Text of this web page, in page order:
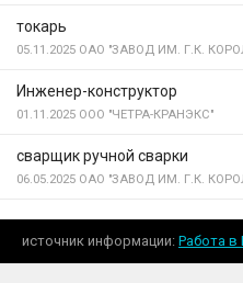
токарь
05.11.2025 ОАО "ЗАВОД ИМ. Г.К.
Инженер-конструктор
01.11.2025 ООО "ЧЕТРА-КРАНЭКС"
сварщик ручной сварки
06.05.2025 ОАО "ЗАВОД ИМ. Г.К.
источник информации Работа в